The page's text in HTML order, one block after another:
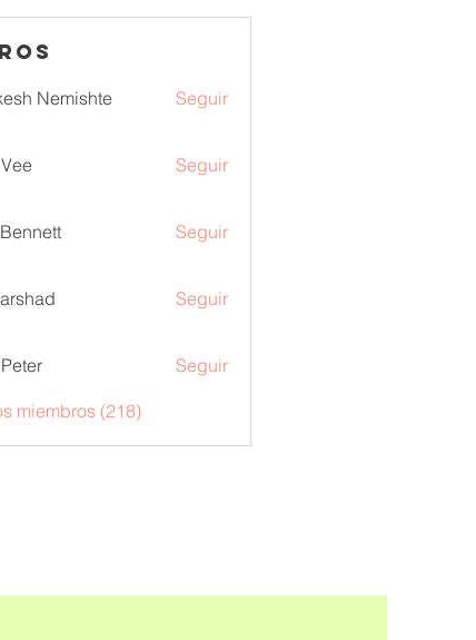
Nemishte Seguir
Seguir
Seguir
Seguir
Seguir
miembros (218)